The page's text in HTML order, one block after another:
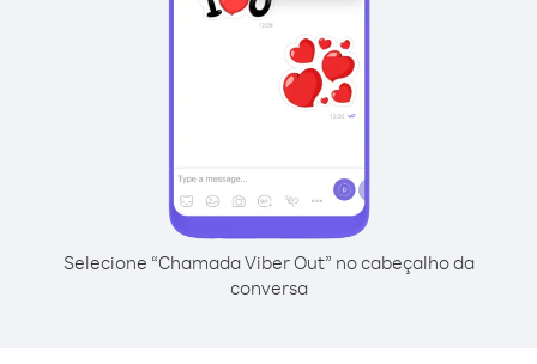
Selecione “Chamada Viber Out” no cabeçalho da
conversa